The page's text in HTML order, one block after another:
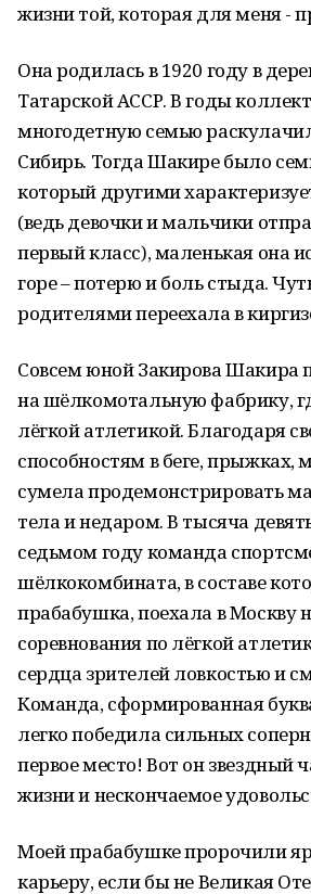
жизни той, которая для меня -
Она родилась в 1920 году в
Татарской АССР. В годы
многодетную семью
Сибирь. Тогда Шакире было
который другими
(ведь девочки и мальчики
первый класс), маленькая она
горе – потерю и боль стыда.
родителями переехала в
Совсем юной Закирова Шакира
на шёлкомотальную фабрику,
лёгкой атлетикой. Благодаря
способностям в беге, прыжках,
сумела продемонстрировать
тела и недаром. В тысяча
седьмом году команда
шёлкокомбината, в составе
прабабушка, поехала в Москву
соревнования по лёгкой
сердца зрителей ловкостью и
Команда, сформированная
легко победила сильных
первое место! Вот он звездный
жизни и нескончаемое
Моей прабабушке пророчили
карьеру, если бы не Великая